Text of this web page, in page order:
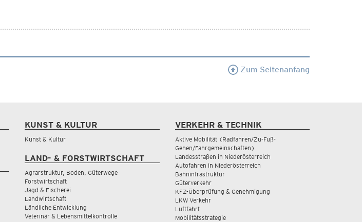
Zum Seitenanfang
KUNST & KULTUR
Kunst & Kultur
LAND- & FORSTWIRTSCHAFT
Agrarstruktur, Boden, Güterwege
Forstwirtschaft
Jagd & Fischerei
Landwirtschaft
Ländliche Entwicklung
Veterinär & Lebensmittelkontrolle
VERKEHR & TECHNIK
Aktive Mobilität (Radfahren/Zu-Fuß-
Gehen/Fahrgemeinschaften)
Landesstraßen in Niederösterreich
Autofahren in Niederösterreich
Bahninfrastruktur
Güterverkehr
KFZ-Überprüfung & Genehmigung
LKW Verkehr
Luftfahrt
Mobilitätsstrategie